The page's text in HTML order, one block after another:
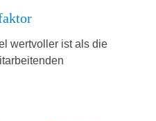
wertvoller ist als die